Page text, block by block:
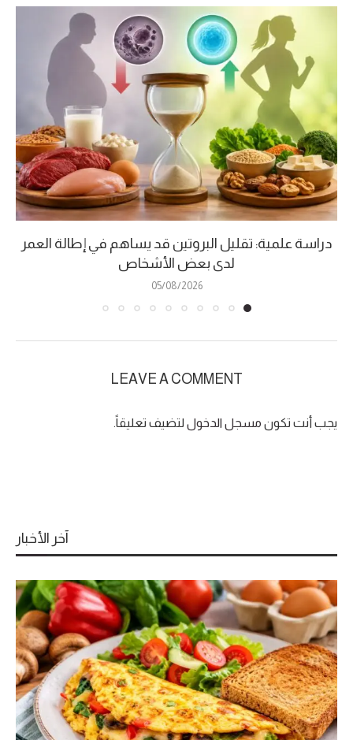
دراسة علمية: تقليل البروتين قد يساهم في إطالة العمر
لدى بعض الأشخاص
05/08/2026
LEAVE A COMMENT
يجب أنت تكون مسجل الدخول لتضيف تعليقاً.
آخر الأخبار